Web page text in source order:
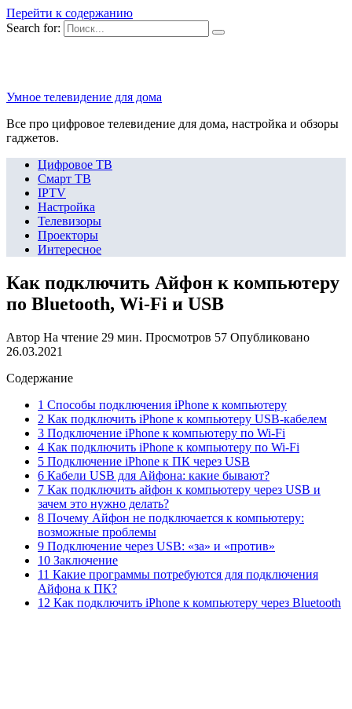
Перейти к содержанию
Search for:
Умное телевидение для дома
Все про цифровое телевидение для дома, настройка и обзоры
гаджетов.
Цифровое ТВ
Смарт ТВ
IPTV
Настройка
Телевизоры
Проекторы
Интересное
Как подключить Айфон к компьютеру
по Bluetooth, Wi-Fi и USB
Автор На чтение 29 мин. Просмотров 57 Опубликовано
26.03.2021
Содержание
1 Способы подключения iPhone к компьютеру
2 Как подключить iPhone к компьютеру USB-кабелем
3 Подключение iPhone к компьютеру по Wi-Fi
4 Как подключить iPhone к компьютеру по Wi-Fi
5 Подключение iPhone к ПК через USB
6 Кабели USB для Айфона: какие бывают?
7 Как подключить айфон к компьютеру через USB и
зачем это нужно делать?
8 Почему Айфон не подключается к компьютеру:
возможные проблемы
9 Подключение через USB: «за» и «против»
10 Заключение
11 Какие программы потребуются для подключения
Айфона к ПК?
12 Как подключить iPhone к компьютеру через Bluetooth